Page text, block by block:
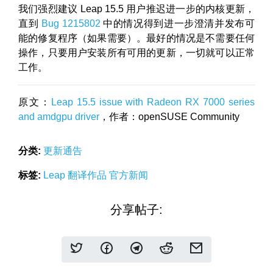
我们强烈建议 Leap 15.5 用户推迟进一步的内核更新，
直到
Bug 1215802 中的情况得到进一步澄清并发布可
能的修复程序（如果需要）。最好的情况是不需要任何
操作，只要用户安装所有可用的更新，一切就可以正常
工作。
原文：
Leap 15.5 issue with Radeon RX 7000 series
and amdgpu driver ，作者：openSUSE Community
分类: 更新通告
标签: Leap 翻译作品 官方新闻
分享帖子: